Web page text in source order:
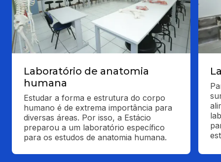
Laboratório de anatomia
humana
Estudar a forma e estrutura do corpo
humano é de extrema importância para
diversas áreas. Por isso, a Estácio
preparou a um laboratório específico
para os estudos de anatomia humana.